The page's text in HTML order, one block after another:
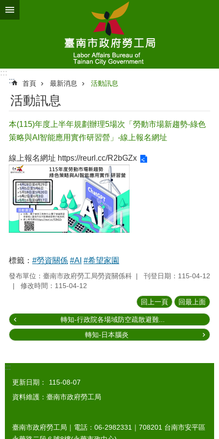
跳到主要內容區塊
:::
:::
首頁 最新消息 活動訊息
活動訊息
本(115)年度上半年規劃辦理5場次「勞動市場新趨勢-綠色
策略與AI智能應用實作研習營」-線上報名網址
線上報名網址 https://reurl.cc/R2bGZx
標籤： #勞資關係 #AI #希望家園
發布單位：臺南市政府勞工局勞資關係科
刊登日期：115-04-12
修改時間：115-04-12
回上一頁 回最上面
轉知-行政院各場域防空疏散避難...
轉知-日本腦炎
:::
更新日期：
115-08-07
資料維護：臺南市政府勞工局
臺南市政府勞工局｜電話：06-2982331｜ 708201 台南市安平區